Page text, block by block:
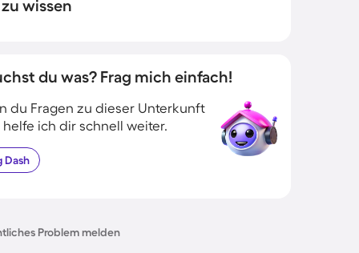
wissen
du was? Frag mich einfach!
du Fragen zu dieser Unterkunft
helfe ich dir schnell weiter.
Dash
Problem melden